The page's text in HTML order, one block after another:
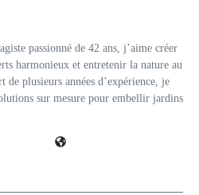
passionné de 42 ans, j’aime créer
harmonieux et entretenir la nature au
de plusieurs années d’expérience, je
sur mesure pour embellir jardins